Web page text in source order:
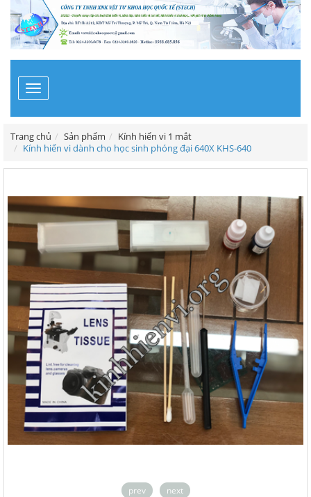
Toggle
navigation
Trang chủ Sản phẩm
Kính hiển vi 1 mắt
Kính hiển vi dành cho học sinh phóng đại 640X KHS-640
prev next